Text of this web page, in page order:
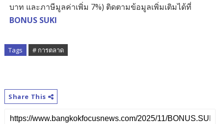
บาท และภาษีมูลค่าเพิ่ม 7%) ติดตามข้อมูลเพิ่มเติมได้ที่
BONUS SUKI
Tags # การตลาด
Share This